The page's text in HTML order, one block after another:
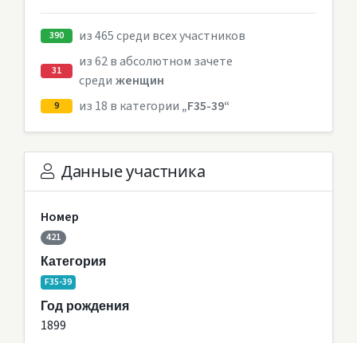
390 из 465 среди всех участников
31
из 62 в абсолютном зачете
среди женщин
9 из 18 в категории „F35-39“
Данные участника
Номер
421
Категория
F35-39
Год рождения
1899